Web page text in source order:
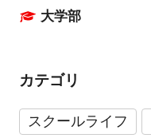
大学部
カテゴリ
スクールライフ